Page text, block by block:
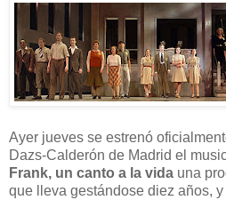
Ayer jueves se estrenó
Dazs-Calderón de Madrid el
Frank, un canto a la vida una
que lleva gestándose diez años,